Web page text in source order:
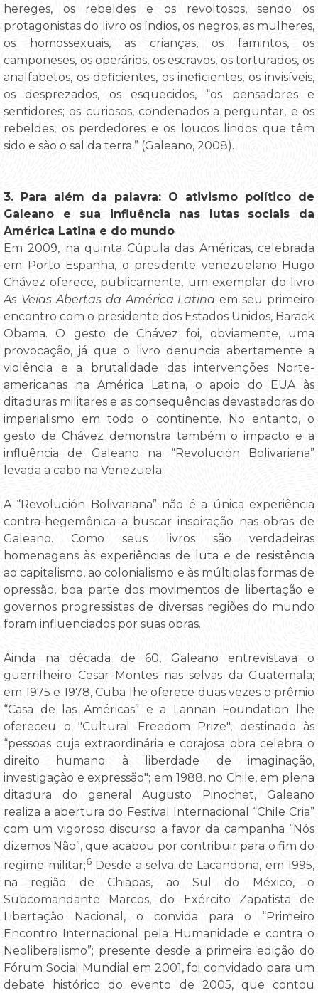
hereges, os rebeldes e os revoltosos, sendo os
protagonistas do livro os índios, os negros, as mulheres,
os homossexuais, as crianças, os famintos, os
camponeses, os operários, os escravos, os torturados, os
analfabetos, os deficientes, os ineficientes, os invisíveis,
os desprezados, os esquecidos, “os pensadores e
sentidores; os curiosos, condenados a perguntar, e os
rebeldes, os perdedores e os loucos lindos que têm
sido e são o sal da terra.” (Galeano, 2008).
3. Para além da palavra: O ativismo político de
Galeano e sua influência nas lutas sociais da
América Latina e do mundo
Em 2009, na quinta Cúpula das Américas, celebrada
em Porto Espanha, o presidente venezuelano Hugo
Chávez oferece, publicamente, um exemplar do livro
As Veias Abertas da América Latina em seu primeiro
encontro com o presidente dos Estados Unidos, Barack
Obama. O gesto de Chávez foi, obviamente, uma
provocação, já que o livro denuncia abertamente a
violência e a brutalidade das intervenções Norte-
americanas na América Latina, o apoio do EUA às
ditaduras militares e as consequências devastadoras do
imperialismo em todo o continente. No entanto, o
gesto de Chávez demonstra também o impacto e a
influência de Galeano na “Revolución Bolivariana”
levada a cabo na Venezuela.
A “Revolución Bolivariana” não é a única experiência
contra-hegemônica a buscar inspiração nas obras de
Galeano. Como seus livros são verdadeiras
homenagens às experiências de luta e de resistência
ao capitalismo, ao colonialismo e às múltiplas formas de
opressão, boa parte dos movimentos de libertação e
governos progressistas de diversas regiões do mundo
foram influenciados por suas obras.
Ainda na década de 60, Galeano entrevistava o
guerrilheiro Cesar Montes nas selvas da Guatemala;
em 1975 e 1978, Cuba lhe oferece duas vezes o prêmio
“Casa de las Américas” e a Lannan Foundation lhe
ofereceu o "Cultural Freedom Prize", destinado às
“pessoas cuja extraordinária e corajosa obra celebra o
direito humano à liberdade de imaginação,
investigação e expressão"; em 1988, no Chile, em plena
ditadura do general Augusto Pinochet, Galeano
realiza a abertura do Festival Internacional “Chile Cria”
com um vigoroso discurso a favor da campanha “Nós
dizemos Não”, que acabou por contribuir para o fim do
regime militar;6Desde a selva de Lacandona, em 1995,
na região de Chiapas, ao Sul do México, o
Subcomandante Marcos, do Exército Zapatista de
Libertação Nacional, o convida para o “Primeiro
Encontro Internacional pela Humanidade e contra o
Neoliberalismo”; presente desde a primeira edição do
Fórum Social Mundial em 2001, foi convidado para um
debate histórico do evento de 2005, que contou